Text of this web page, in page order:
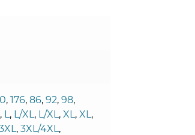
, 176, 86, 92, 98,
, L, L/XL, L/XL, XL, XL,
, 3XL/4XL,